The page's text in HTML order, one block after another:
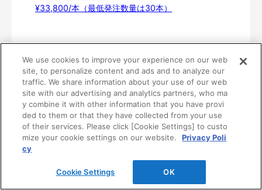
¥33,800/本（最低発注数量は30本）
製品仕様
We use cookies to improve your experience on our web
site, to personalize content and ads and to analyze our
traffic. We share information about your use of our web
site with our advertising and analytics partners, who ma
y combine it with other information that you have provi
ded to them or that they have collected from your use
of their services. Please click [Cookie Settings] to custo
mize your cookie settings on our website.
Privacy Poli
cy
Cookie Settings OK